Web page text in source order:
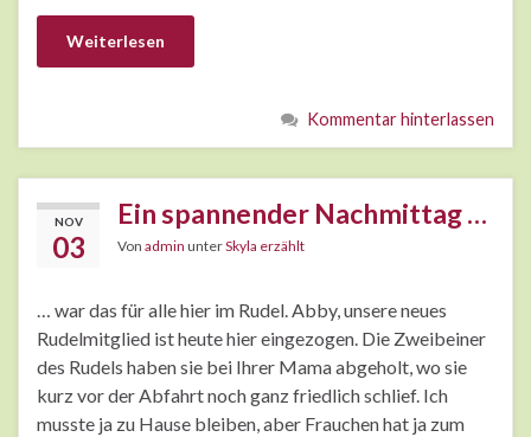
Weiterlesen
Kommentar hinterlassen
NOV
03
Ein spannender Nachmittag …
Von admin unterSkyla erzählt
… war das für alle hier im Rudel. Abby, unsere neues
Rudelmitglied ist heute hier eingezogen. Die Zweibeiner
des Rudels haben sie bei Ihrer Mama abgeholt, wo sie
kurz vor der Abfahrt noch ganz friedlich schlief. Ich
musste ja zu Hause bleiben, aber Frauchen hat ja zum